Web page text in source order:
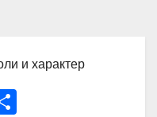
и характер